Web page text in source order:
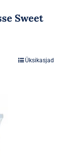
Sweet
Üksikasjad